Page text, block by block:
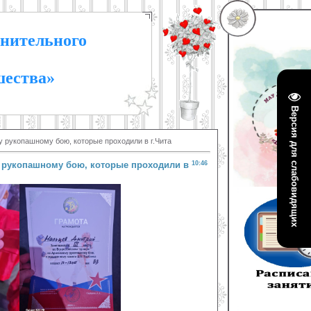
Версия для слабовидящих
бою, которые проходили в г.Чита
10:46
бою, которые проходили в